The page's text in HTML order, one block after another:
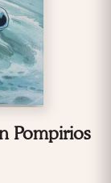
Pompirios